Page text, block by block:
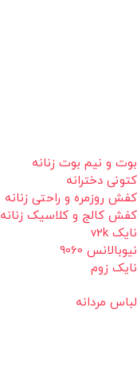
بوت و نیم بوت زنانه
کتونی دخترانه
کفش روزمره و راحتی زنانه
کفش کالج و کلاسیک زنانه
نایک v2k
نیوبالانس 9060
نایک زوم
لباس مردانه